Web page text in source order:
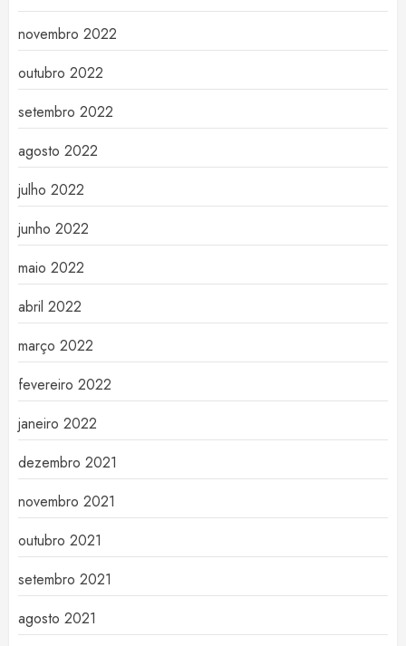
novembro 2022
outubro 2022
setembro 2022
agosto 2022
julho 2022
junho 2022
maio 2022
abril 2022
março 2022
fevereiro 2022
janeiro 2022
dezembro 2021
novembro 2021
outubro 2021
setembro 2021
agosto 2021